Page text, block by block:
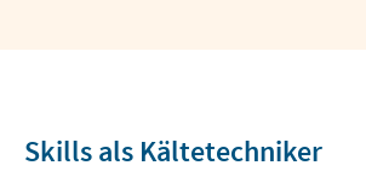
Skills als Kältetechniker